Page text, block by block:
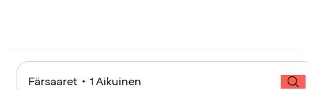
Färsaaret • 1 Aikuinen